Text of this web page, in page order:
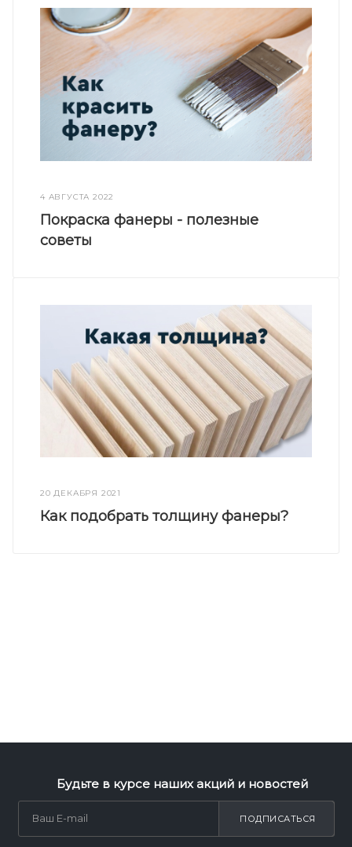
4 АВГУСТА 2022
Покраска фанеры - полезные
советы
20 ДЕКАБРЯ 2021
Как подобрать толщину фанеры?
Будьте в курсе наших акций и новостей
ПОДПИСАТЬСЯ